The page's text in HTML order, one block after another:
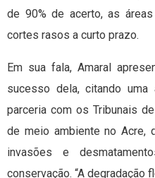
de 90% de acerto, as
cortes rasos a curto prazo.
Em sua fala, Amaral
sucesso dela, citando uma
parceria com os Tribunais
de meio ambiente no Acre,
invasões e
conservação. “A